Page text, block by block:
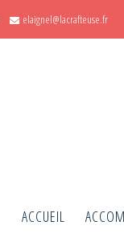
elaignel@lacrafteuse.fr
ACCUEIL